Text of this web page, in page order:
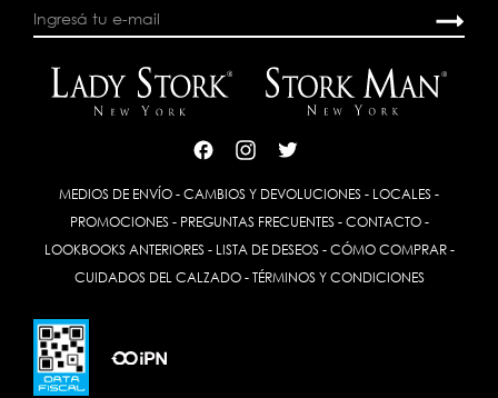
MEDIOS DE ENVÍO - CAMBIOS Y DEVOLUCIONES - LOCALES -
PROMOCIONES- PREGUNTAS FRECUENTES- CONTACTO-
LOOKBOOKS ANTERIORES- LISTA DE DESEOS- CÓMO COMPRAR-
CUIDADOS DEL CALZADO- TÉRMINOS Y CONDICIONES